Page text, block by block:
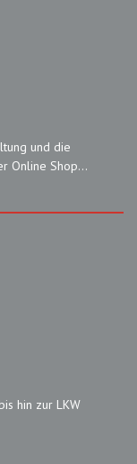
und die
Online Shop...
hin zur LKW